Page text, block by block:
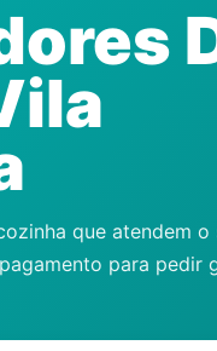
que atendem o
para pedir